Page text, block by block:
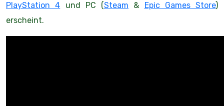
PlayStation 4 und PC (Steam & Epic Games Store)
erscheint.